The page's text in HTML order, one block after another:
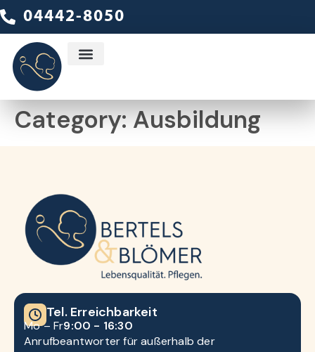
04442-8050
Category:Ausbildung
Tel. Erreichbarkeit
Mo – Fr9:00 - 16:30
Anrufbeantworter für außerhalb der